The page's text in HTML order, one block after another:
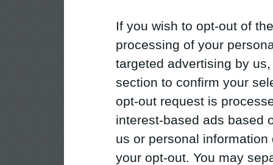
If you wish to opt-out of
processing of your
targeted advertising by
section to confirm your
opt-out request is
interest-based ads based
us or personal
your opt-out. You may